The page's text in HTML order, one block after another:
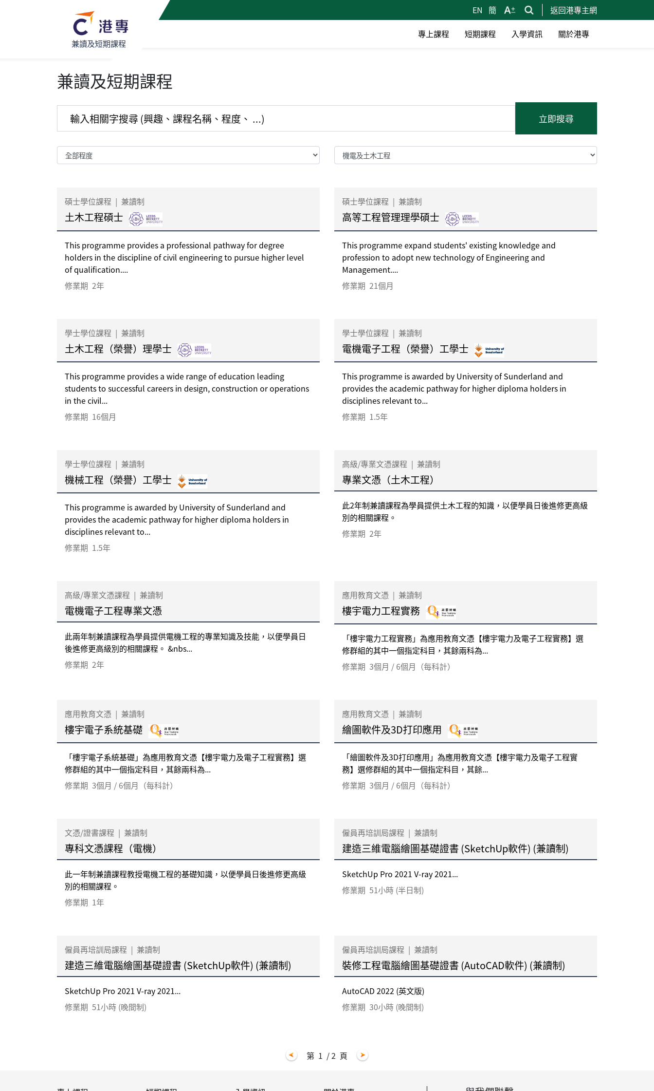
EN 簡 返回港專主網
兼讀及短期課程
專上課程 短期課程 入學資訊 關於港專
兼讀及短期課程
立即搜尋
碩士學位課程 | 兼讀制
土木工程碩士
This programme provides a professional pathway for degree
holders in the discipline of civil engineering to pursue higher level
of qualification....
修業期 2年
碩士學位課程 | 兼讀制
高等工程管理理學碩士
This programme expand students' existing knowledge and
profession to adopt new technology of Engineering and
Management....
修業期 21個月
學士學位課程 | 兼讀制
土木工程（榮譽）理學士
This programme provides a wide range of education leading
students to successful careers in design, construction or operations
in the civil...
修業期 16個月
學士學位課程 | 兼讀制
電機電子工程（榮譽）工學士
This programme is awarded by University of Sunderland and
provides the academic pathway for higher diploma holders in
disciplines relevant to...
修業期 1.5年
學士學位課程 | 兼讀制
機械工程（榮譽）工學士
This programme is awarded by University of Sunderland and
provides the academic pathway for higher diploma holders in
disciplines relevant to...
修業期 1.5年
高級/專業文憑課程 | 兼讀制
專業文憑（土木工程）
此2年制兼讀課程為學員提供土木工程的知識，以便學員日後進修更高級
別的相關課程。
修業期 2年
高級/專業文憑課程 | 兼讀制
電機電子工程專業文憑
此兩年制兼讀課程為學員提供電機工程的專業知識及技能，以便學員日
後進修更高級別的相關課程。 &nbs...
修業期 2年
應用教育文憑 | 兼讀制
樓宇電力工程實務
「樓宇電力工程實務」為應用教育文憑【樓宇電力及電子工程實務】選
修群組的其中一個指定科目，其餘兩科為...
修業期 3個月 / 6個月（每科計）
應用教育文憑 | 兼讀制
樓宇電子系統基礎
「樓宇電子系統基礎」為應用教育文憑【樓宇電力及電子工程實務】選
修群組的其中一個指定科目，其餘兩科為...
修業期 3個月 / 6個月（每科計）
應用教育文憑 | 兼讀制
繪圖軟件及3D打印應用
「繪圖軟件及3D打印應用」為應用教育文憑【樓宇電力及電子工程實
務】選修群組的其中一個指定科目，其餘...
修業期 3個月 / 6個月（每科計）
文憑/證書課程 | 兼讀制
專科文憑課程（電機）
此一年制兼讀課程教授電機工程的基礎知識，以便學員日後進修更高級
別的相關課程。
修業期 1年
僱員再培訓局課程 | 兼讀制
建造三維電腦繪圖基礎證書 (SketchUp軟件) (兼讀制)
SketchUp Pro 2021 V-ray 2021...
修業期 51小時 (半日制)
僱員再培訓局課程 | 兼讀制
建造三維電腦繪圖基礎證書 (SketchUp軟件) (兼讀制)
SketchUp Pro 2021 V-ray 2021...
修業期 51小時 (晚間制)
僱員再培訓局課程 | 兼讀制
裝修工程電腦繪圖基礎證書 (AutoCAD軟件) (兼讀制)
AutoCAD 2022 (英文版)
修業期 30小時 (晚間制)
第 1 / 2 頁